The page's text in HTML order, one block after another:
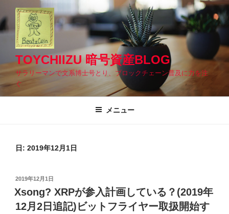
ン
テ
へ
TOYCHIIZU 暗号資産BLOG
サラリーマンで文系博士号とり、ブロックチェーン普及に力を注
ぐ
メニュー
日: 2019年12月1日
投
稿
日:
2019年12月1日
Xsong? XRPが参入計画している？(2019年
12月2日追記)ビットフライヤー取扱開始す